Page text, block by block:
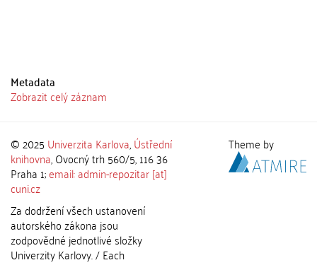
Metadata
Zobrazit celý záznam
© 2025 Univerzita Karlova,Ústřední
knihovna, Ovocný trh 560/5, 116 36
Praha 1;email: admin-repozitar [at]
cuni.cz
Za dodržení všech ustanovení
autorského zákona jsou
zodpovědné jednotlivé složky
Univerzity Karlovy. / Each
Theme by